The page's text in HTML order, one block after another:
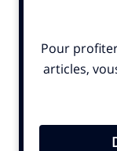
du bâtiment
Jeux olympiques
communiquépublié
trois ans et se
combiné nordique
également des